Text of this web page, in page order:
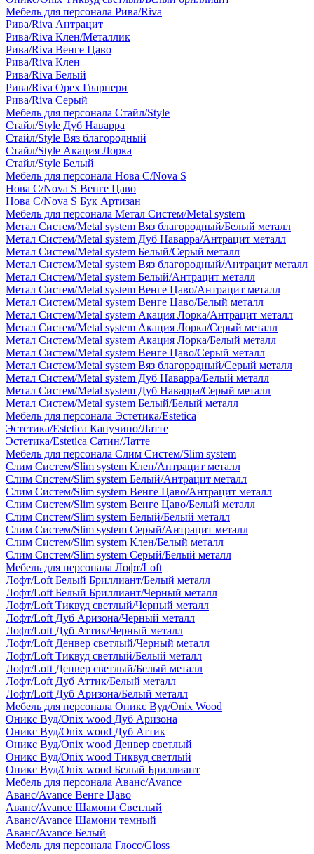
Мебель для персонала Рива/Riva
Рива/Riva Антрацит
Рива/Riva Клен/Металлик
Рива/Riva Венге Цаво
Рива/Riva Клен
Рива/Riva Белый
Рива/Riva Орех Гварнери
Рива/Riva Серый
Мебель для персонала Стайл/Style
Стайл/Style Дуб Наварра
Стайл/Style Вяз благородный
Стайл/Style Акация Лорка
Стайл/Style Белый
Мебель для персонала Нова С/Nova S
Нова С/Nova S Венге Цаво
Нова С/Nova S Бук Артизан
Мебель для персонала Метал Систем/Metal system
Метал Систем/Metal system Вяз благородный/Белый металл
Метал Систем/Metal system Дуб Наварра/Антрацит металл
Метал Систем/Metal system Белый/Серый металл
Метал Систем/Metal system Вяз благородный/Антрацит металл
Метал Систем/Metal system Белый/Антрацит металл
Метал Систем/Metal system Венге Цаво/Антрацит металл
Метал Систем/Metal system Венге Цаво/Белый металл
Метал Систем/Metal system Акация Лорка/Антрацит металл
Метал Систем/Metal system Акация Лорка/Серый металл
Метал Систем/Metal system Акация Лорка/Белый металл
Метал Систем/Metal system Венге Цаво/Серый металл
Метал Систем/Metal system Вяз благородный/Серый металл
Метал Систем/Metal system Дуб Наварра/Белый металл
Метал Систем/Metal system Дуб Наварра/Серый металл
Метал Систем/Metal system Белый/Белый металл
Мебель для персонала Эстетика/Estetica
Эстетика/Estetica Капучино/Латте
Эстетика/Estetica Сатин/Латте
Мебель для персонала Слим Систем/Slim system
Слим Систем/Slim system Клен/Антрацит металл
Слим Систем/Slim system Белый/Антрацит металл
Слим Систем/Slim system Венге Цаво/Антрацит металл
Слим Систем/Slim system Венге Цаво/Белый металл
Слим Систем/Slim system Белый/Белый металл
Слим Систем/Slim system Серый/Антрацит металл
Слим Систем/Slim system Клен/Белый металл
Слим Систем/Slim system Серый/Белый металл
Мебель для персонала Лофт/Loft
Лофт/Loft Белый Бриллиант/Белый металл
Лофт/Loft Белый Бриллиант/Черный металл
Лофт/Loft Тиквуд светлый/Черный металл
Лофт/Loft Дуб Аризона/Черный металл
Лофт/Loft Дуб Аттик/Черный металл
Лофт/Loft Денвер светлый/Черный металл
Лофт/Loft Тиквуд светлый/Белый металл
Лофт/Loft Денвер светлый/Белый металл
Лофт/Loft Дуб Аттик/Белый металл
Лофт/Loft Дуб Аризона/Белый металл
Мебель для персонала Оникс Вуд/Onix Wood
Оникс Вуд/Onix wood Дуб Аризона
Оникс Вуд/Onix wood Дуб Аттик
Оникс Вуд/Onix wood Денвер светлый
Оникс Вуд/Onix wood Тиквуд светлый
Оникс Вуд/Onix wood Белый Бриллиант
Мебель для персонала Аванс/Avance
Аванс/Avance Венге Цаво
Аванс/Avance Шамони Светлый
Аванс/Avance Шамони темный
Аванс/Avance Белый
Мебель для персонала Глосс/Gloss